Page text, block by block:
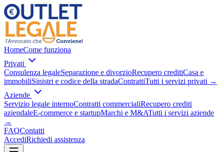
HomeCome funziona
Privati
Consulenza legaleSeparazione e divorzioRecupero creditiCasa e
immobiliSinistri e codice della stradaContrattiTutti i servizi privati →
Aziende
Servizio legale internoContratti commercialiRecupero crediti
aziendaleE-commerce e startupMarchi e M&ATutti i servizi aziende
→
FAQContatti
AccediRichiedi assistenza